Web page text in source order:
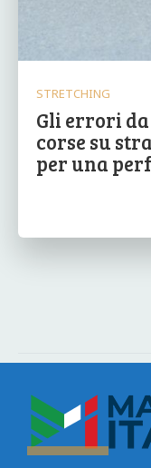
STRETCHING
Gli errori
corse su
per una